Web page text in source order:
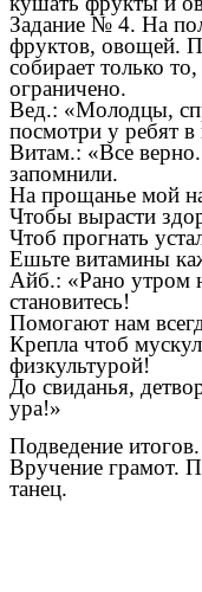
Задание № 4. На
фруктов, овощей.
собирает только
ограничено.
Вед.: «Молодцы,
посмотри у ребят
Витам.: «Все
запомнили.
На прощанье мой
Чтобы вырасти
Чтоб прогнать
Ешьте витамины
Айб.: «Рано утром
становитесь!
Помогают нам
Крепла чтоб
физкультурой!
До свиданья,
ура!»
Подведение
Вручение грамот.
танец.